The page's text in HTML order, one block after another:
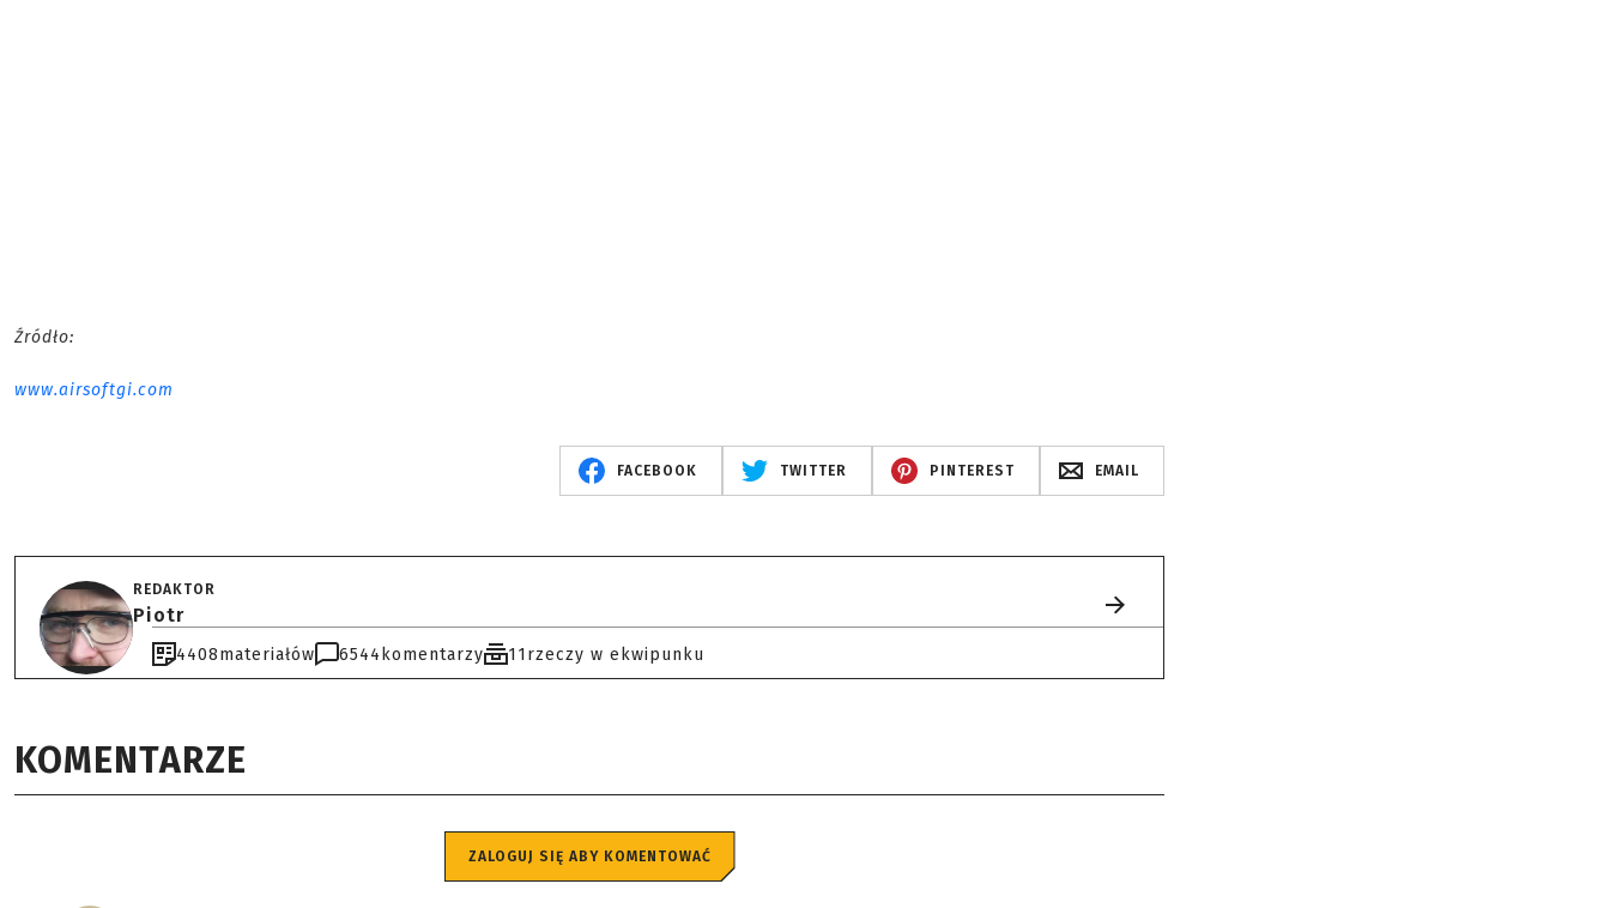
Źródło:
www.airsoftgi.com
FACEBOOK TWITTER PINTEREST EMAIL
REDAKTOR
Piotr
4408materiałów 6544 komentarzy 11rzeczy w ekwipunku
KOMENTARZE
ZALOGUJ SIĘ ABY KOMENTOWAĆ